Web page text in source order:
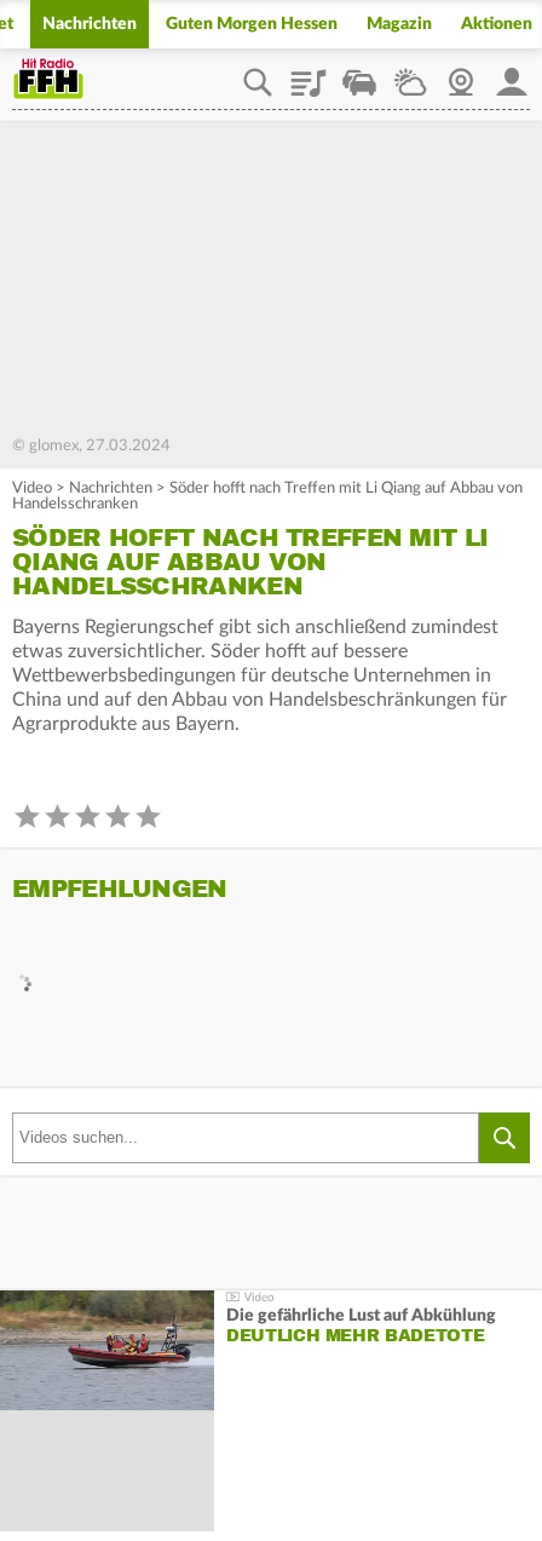
Nachrichten Guten Morgen Hessen Magazin Aktionen
PlaylistStaupilotWetterWebcam
© glomex, 27.03.2024
Video > Nachrichten > Söder hofft nach Treffen mit Li Qiang auf Abbau von
Handelsschranken
SÖDER HOFFT NACH TREFFEN MIT LI
QIANG AUF ABBAU VON
HANDELSSCHRANKEN
Bayerns Regierungschef gibt sich anschließend zumindest
etwas zuversichtlicher. Söder hofft auf bessere
Wettbewerbsbedingungen für deutsche Unternehmen in
China und auf den Abbau von Handelsbeschränkungen für
Agrarprodukte aus Bayern.
EMPFEHLUNGEN
Die gefährliche Lust auf Abkühlung
DEUTLICH MEHR BADETOTE